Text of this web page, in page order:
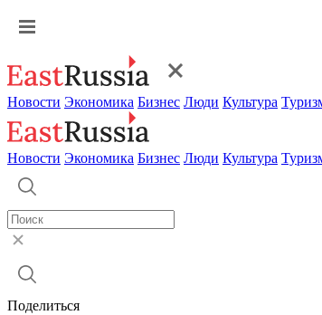
Новости Экономика Бизнес Люди Культура
Новости Экономика Бизнес Люди Культура
Поделиться